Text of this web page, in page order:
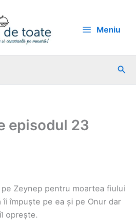
Meniu
episodul 23
pe Zeynep pentru moartea fiului
îi împuște pe ea și pe Onur dar
oprește.